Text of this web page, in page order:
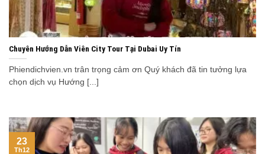
Chuyên Hướng Dẫn Viên City Tour Tại Dubai Uy Tín
Phiendichvien.vn trân trọng cảm ơn Quý khách đã tin tưởng lựa
chọn dịch vụ Hướng [...]
23
Th12